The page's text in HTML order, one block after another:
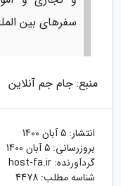
سفرهای بین
منبع: جام جم آنلاین
انتشار: 5 آبان 1400
بروزرسانی: 5 آبان 1400
گردآورنده: host-fa.ir
شناسه مطلب: 4478